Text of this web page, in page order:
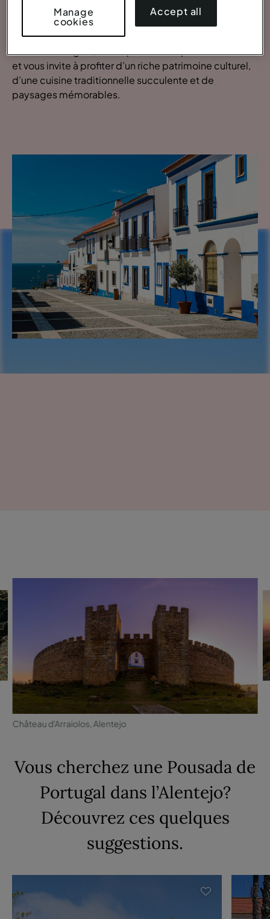
dorées, de charmants villages parés de blanc et de
bleu, et de longues plages sauvages. Bienvenue dans
l’Alentejo!
et vous invite à profiter d’un riche patrimoine culturel,
d’une cuisine traditionnelle succulente et de
paysages mémorables.
Château d'Arraiolos, Alentejo
Vous cherchez une Pousada de
Portugal dans l’Alentejo?
Découvrez ces quelques
suggestions.
Accept all
Manage
cookies